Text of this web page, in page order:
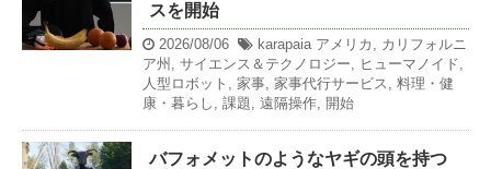
スを開始
2026/08/06 karapaia アメリカ , カリフォルニ
ア州 , サイエンス＆テクノロジー, ヒューマノイド,
人型ロボット , 家事, 家事代行サービス , 料理・健
康・暮らし , 課題, 遠隔操作, 開始
バフォメットのようなヤギの頭を持つ